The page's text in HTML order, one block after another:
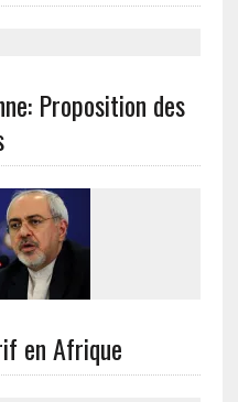
Proposition des
en Afrique